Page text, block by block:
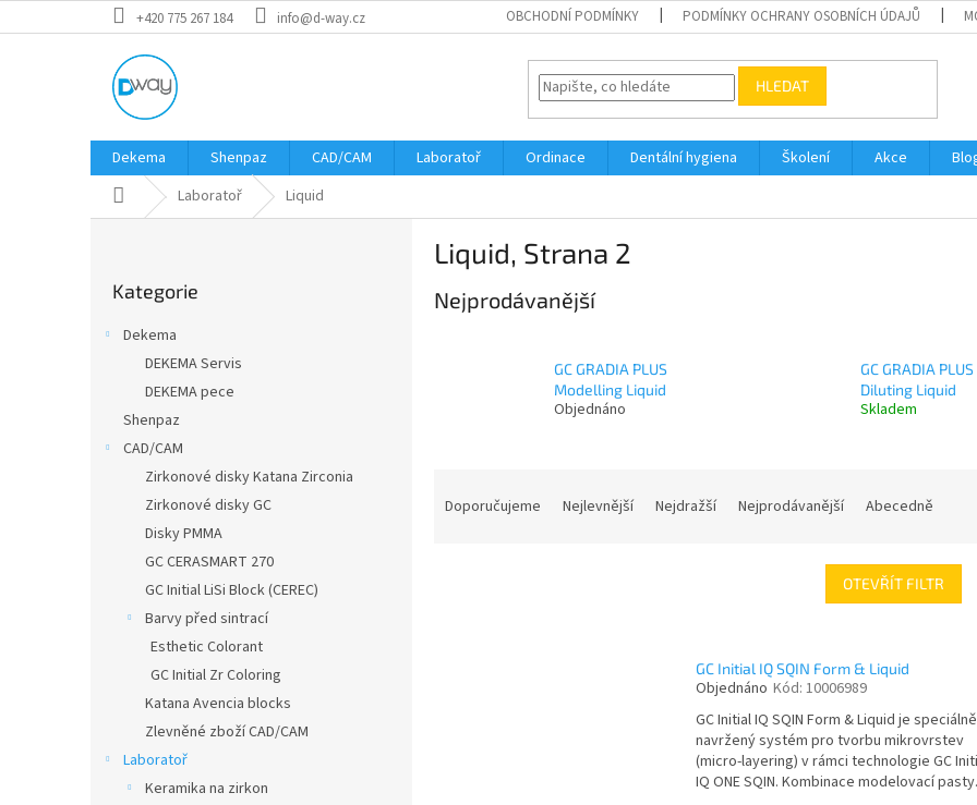
na
+420 775 267 184 info@d-way.cz OBCHODNÍ PODMÍNKY PODMÍNKY OCHRANY OSOBNÍCH ÚDAJŮ
HLEDAT
Dekema Shenpaz CAD/CAM Laboratoř Ordinace Dentální hygiena Školení Akce
Domů Laboratoř Liquid
kategorie
Kategorie
Dekema
DEKEMA Servis
DEKEMA pece
Shenpaz
CAD/CAM
Zirkonové disky Katana Zirconia
Zirkonové disky GC
Disky PMMA
GC CERASMART 270
GC Initial LiSi Block (CEREC)
Barvy před sintrací
Esthetic Colorant
GC Initial Zr Coloring
Katana Avencia blocks
Zlevněné zboží CAD/CAM
Laboratoř
Keramika na zirkon
Liquid, Strana 2
Nejprodávanější
GC GRADIA PLUS
Modelling Liquid
Objednáno
GC GRADIA PLUS
Diluting Liquid
Skladem
Doporučujeme Nejlevnější Nejdražší Nejprodávanější Abecedně
OTEVŘÍT FILTR
GC Initial IQ SQIN Form & Liquid
Objednáno Kód: 10006989
GC Initial IQ SQIN Form & Liquid je speciálně
navržený systém pro tvorbu mikrovrstev
(micro-layering) v rámci technologie GC
IQ ONE SQIN. Kombinace modelovací